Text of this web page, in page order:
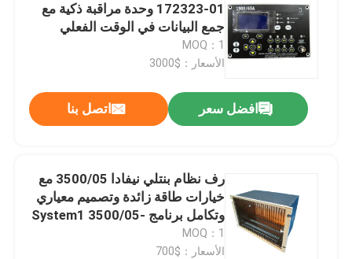
فيديوهات
معلومات عنا
رقابة جودة
اتصل بنا
172323-01 وحدة مراقبة ذكية مع
جمع البيانات في الوقت الفعلي
للصيانة التنبؤية والامتثال لـ API 670
MOQ：1
الأسعار：$3000
افضل سعر اتصل بنا
رف نظام بنتلي نيفادا 3500/05 مع
خيارات طاقة زائدة وتصميم معياري
وتكامل برنامج System1 3500/05-
02-01-00-00-00
MOQ：1
الأسعار：$700